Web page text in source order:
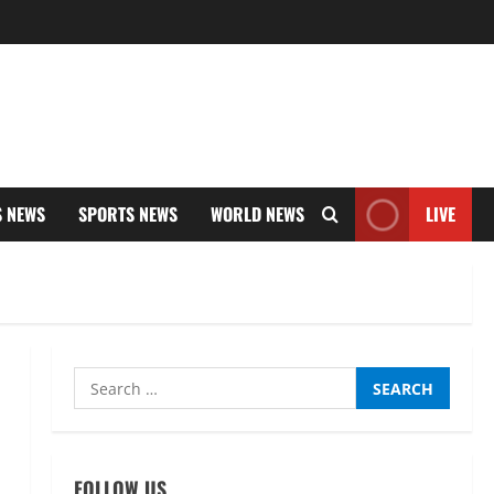
SPORTS NEWS WORLD NEWS LIVE
Search
for: